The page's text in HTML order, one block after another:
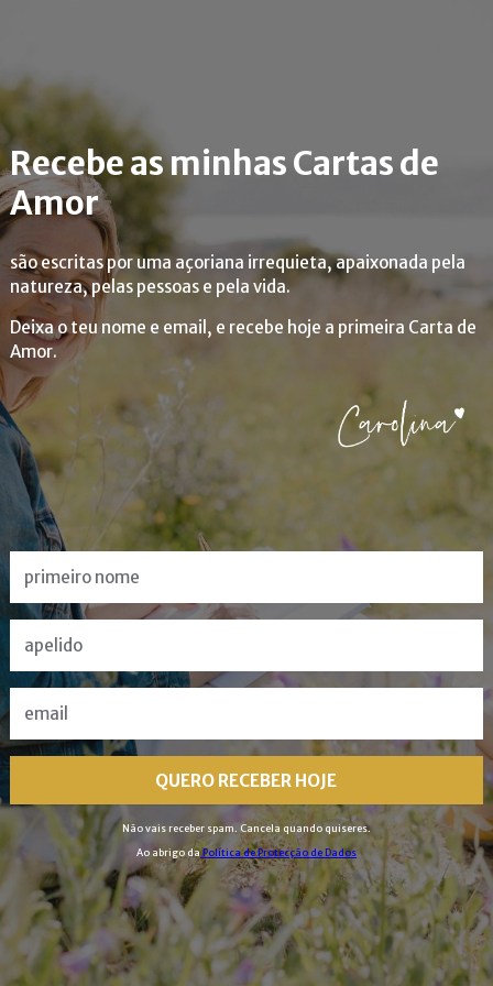
Recebe as minhas Cartas de
Amor
são escritas por uma açoriana irrequieta, apaixonada pela
natureza, pelas pessoas e pela vida.
Deixa o teu nome e email, e recebe hoje a primeira Carta de
Amor.
QUERO RECEBER HOJE
Não vais receber spam. Cancela quando quiseres.
Ao abrigo daPolítica de Protecção de Dados